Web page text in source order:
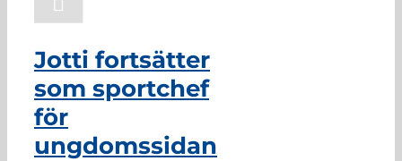
Jotti fortsätter
som sportchef
för
ungdomssidan